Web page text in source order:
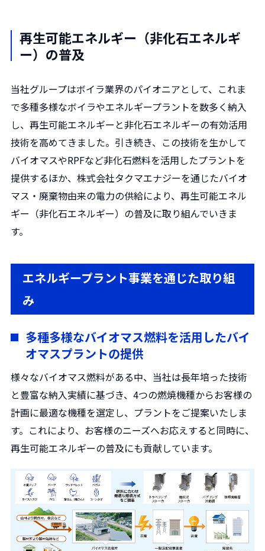
再生可能エネルギー（非化石エネルギ
ー）の普及
当社グループはボイラ業界のパイオニアとして、これま
で多種多様なボイラやエネルギープラントを数多く納入
し、再生可能エネルギーと非化石エネルギーの有効活用
技術を高めてきました。引き続き、この技術を生かして
バイオマスやRPFなど非化石燃料を活用したプラントを
提供するほか、株式会社タクマエナジーを通じたバイオ
マス・廃棄物由来の電力の供給により、再生可能エネル
ギー（非化石エネルギー）の普及に取り組んでいきま
す。
エネルギープラント事業を通じた取り組
み
多種多様なバイオマス燃料を活用したバイ
オマスプラントの提供
様々なバイオマス燃料がある中、当社は長年培った技術
と豊富な納入実績に基づき、4つの燃焼機種からお客様の
計画に最適な機種を選定し、プラントをご提案いたしま
す。これにより、お客様のニーズへお応えすると同時に、
再生可能エネルギーの普及にも貢献しています。